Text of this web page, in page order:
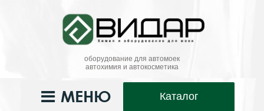
оборудование для автомоек
автохимия и автокосметика
Каталог
МЕНЮ